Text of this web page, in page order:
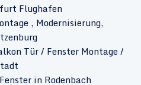
Flughafen
, Modernisierung,
Tür / Fenster Montage /
in Rodenbach